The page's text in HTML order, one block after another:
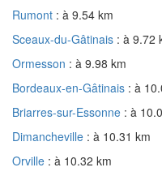
Rumont : à 9.54 km
Sceaux-du-Gâtinais : à 9.72
Ormesson : à 9.98 km
Bordeaux-en-Gâtinais : à
Briarres-sur-Essonne : à
Dimancheville : à 10.31 km
Orville : à 10.32 km